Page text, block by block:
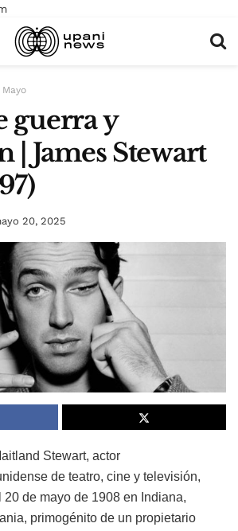
Mayo
guerra y
| James Stewart
20, 2025
Stewart, actor
de teatro, cine y televisión,
20 de mayo de 1908 en Indiana,
primogénito de un propietario